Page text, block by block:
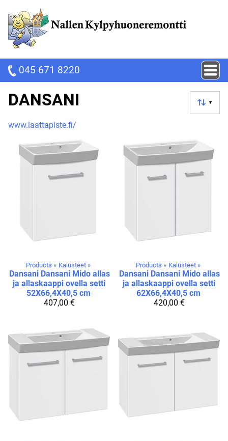
045 671 8220
▼
DANSANI
www.laattapiste.fi/
Products ‪» Kalusteet ‪»
Dansani Dansani Mido allas
ja allaskaappi ovella setti
52X66,4X40,5 cm
407,00 €
Products ‪» Kalusteet ‪»
Dansani Dansani Mido allas
ja allaskaappi ovella setti
62X66,4X40,5 cm
420,00 €